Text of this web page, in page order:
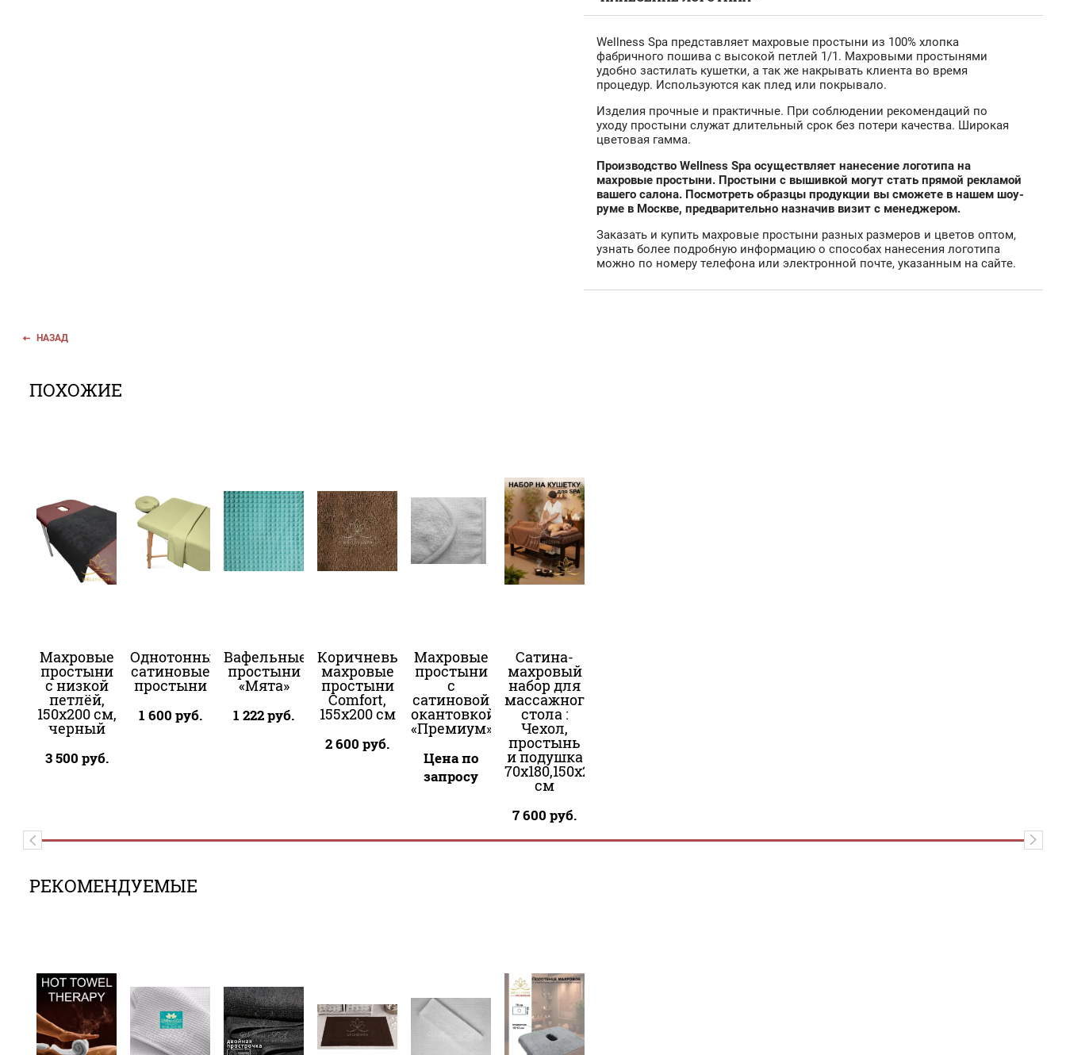
Wellness Spa представляет махровые простыни из 100% хлопка
фабричного пошива с высокой петлей 1/1. Махровыми простынями
удобно застилать кушетки, а так же накрывать клиента во время
процедур. Используются как плед или покрывало.
Изделия прочные и практичные. При соблюдении рекомендаций по
уходу простыни служат длительный срок без потери качества. Широкая
цветовая гамма.
Производство Wellness Spa осуществляет нанесение логотипа на
махровые простыни. Простыни с вышивкой могут стать прямой рекламой
вашего салона. Посмотреть образцы продукции вы сможете в нашем шоу-
руме в Москве, предварительно назначив визит с менеджером.
Заказать и купить махровые простыни разных размеров и цветов оптом,
узнать более подробную информацию о способах нанесения логотипа
можно по номеру телефона или электронной почте, указанным на сайте.
НАЗАД
ПОХОЖИЕ
Махровые
простыни
с низкой
петлёй,
150x200 см,
черный
3 500 руб.
Однотонные
сатиновые
простыни
1 600 руб.
Вафельные
простыни
«Мята»
1 222руб.
Коричневые
махровые
простыни
Comfort,
155x200 см
2 600 руб.
Махровые
простыни
с
сатиновой
окантовкой
«Премиум»
Цена по
запросу
Сатина-
махровый
набор для
массажного
стола :
Чехол,
простынь
и подушка
70х180,150х200,30х50
см
7 600 руб.
РЕКОМЕНДУЕМЫЕ